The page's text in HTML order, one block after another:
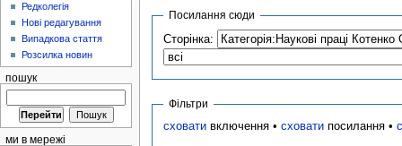
Посилання сюди
Сторінка:
Фільтри
сховати включення •сховати посилання •
Редколегія
Нові редагування
Випадкова стаття
Розсилка новин
пошук
ми в мережі